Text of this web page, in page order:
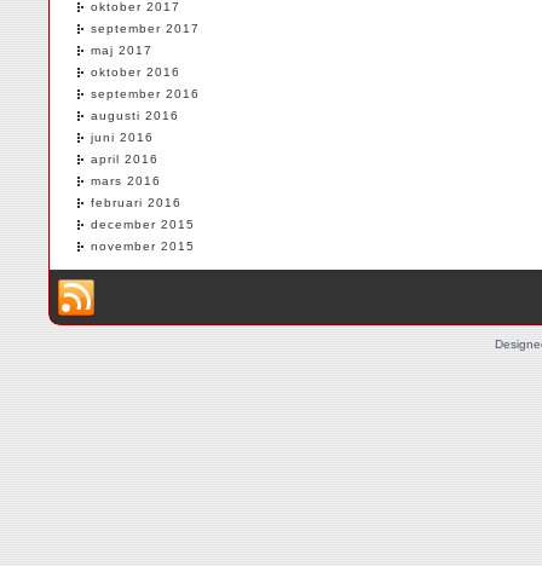
oktober 2017
september 2017
maj 2017
oktober 2016
september 2016
augusti 2016
juni 2016
april 2016
mars 2016
februari 2016
december 2015
november 2015